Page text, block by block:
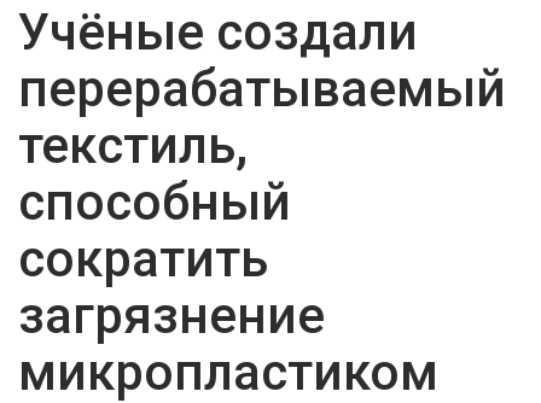
Учёные создали
перерабатываемый
текстиль,
способный
сократить
загрязнение
микропластиком